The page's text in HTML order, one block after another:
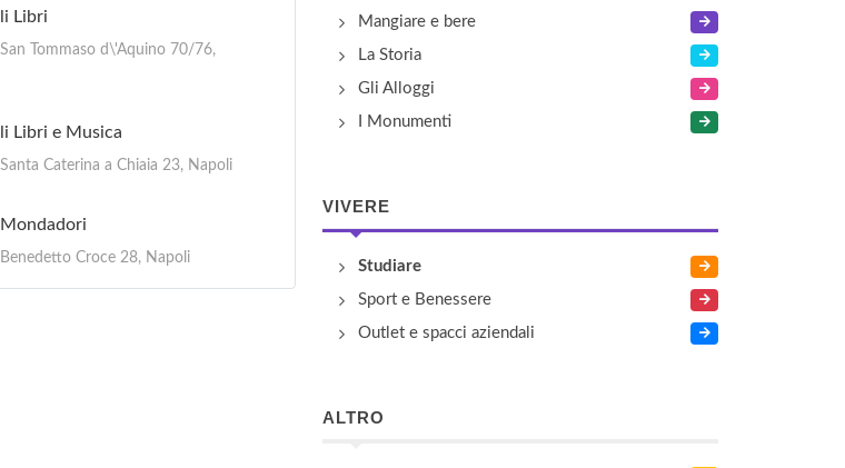
Libri
Tommaso d\'Aquino 70/76,
Libri e Musica
Caterina a Chiaia 23, Napoli
Croce 28, Napoli
Mangiare e bere
La Storia
Gli Alloggi
I Monumenti
VIVERE
Studiare
Sport e Benessere
Outlet e spacci aziendali
ALTRO